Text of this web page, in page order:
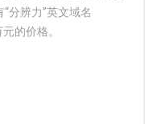
分辨力”英文域名
的价格。